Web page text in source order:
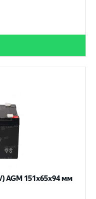
AGM 151x65x94 мм